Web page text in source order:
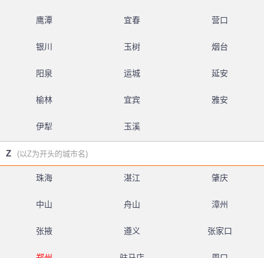
鹰潭 宜春 营口
银川 玉树 烟台
阳泉 运城 延安
榆林 宜宾 雅安
伊犁 玉溪
Z (以Z为开头的城市名)
珠海 湛江 肇庆
中山 舟山 漳州
张掖 遵义 张家口